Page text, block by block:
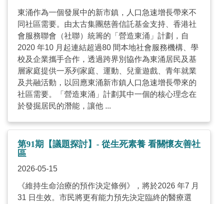
東涌作為一個發展中的新市鎮，人口急速增長帶來不
同社區需要。由太古集團慈善信託基金支持、香港社
會服務聯會（社聯）統籌的「營造東涌」計劃，自
2020 年10 月起連結超過80 間本地社會服務機構、學
校及企業攜手合作，透過跨界別協作為東涌居民及基
層家庭提供一系列家庭、運動、兒童遊戲、青年就業
及共融活動，以回應東涌新市鎮人口急速增長帶來的
社區需要。「營造東涌」計劃其中一個的核心理念在
於發掘居民的潛能，讓他 ...
第91期【議題探討】- 從生死素養 看關懷友善社
區
2026-05-15
《維持生命治療的預作決定條例》，將於2026 年7 月
31 日生效。市民將更有能力預先決定臨終的醫療選